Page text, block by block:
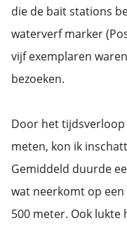
die de bait stations
waterverf marker
vijf exemplaren
bezoeken.
Door het
meten, kon ik
Gemiddeld duurde
wat neerkomt op
500 meter. Ook